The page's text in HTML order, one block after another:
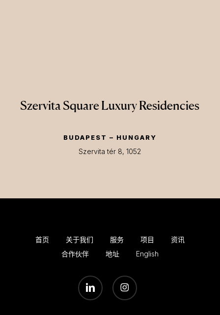
Szervita Square Luxury Residencies
BUDAPEST – HUNGARY
Szervita tér 8, 1052
首页 关于我们 服务 项目
资讯
合作伙伴
地址 English
LINKEDIN INSTAGRAM